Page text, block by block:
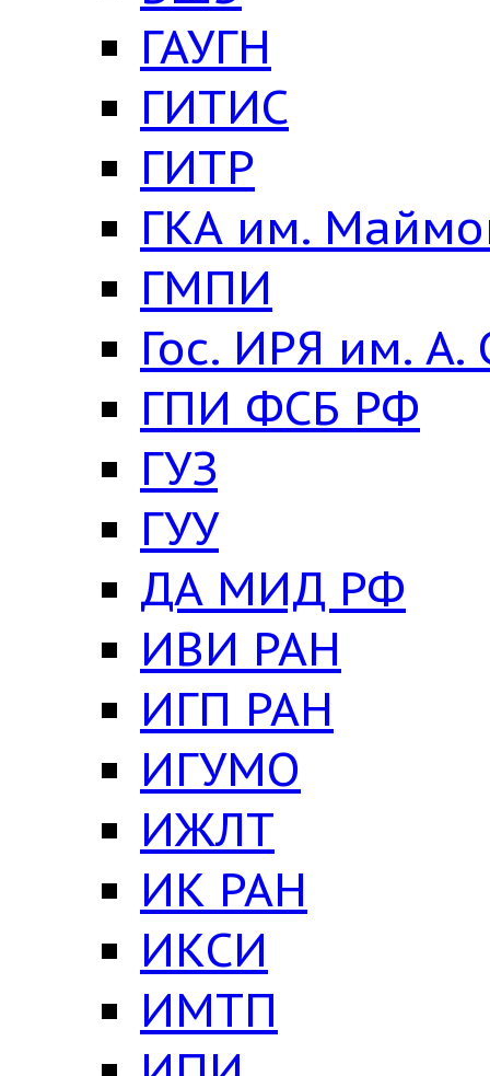
ГАУГН
ГИТИС
ГИТР
ГКА им.
ГМПИ
Гос. ИРЯ им.
ГПИ ФСБ РФ
ГУЗ
ГУУ
ДА МИД РФ
ИВИ РАН
ИГП РАН
ИГУМО
ИЖЛТ
ИК РАН
ИКСИ
ИМТП